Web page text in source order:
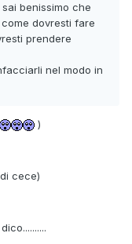
benissimo che
dovresti fare
prendere
nel modo in
)
cece)